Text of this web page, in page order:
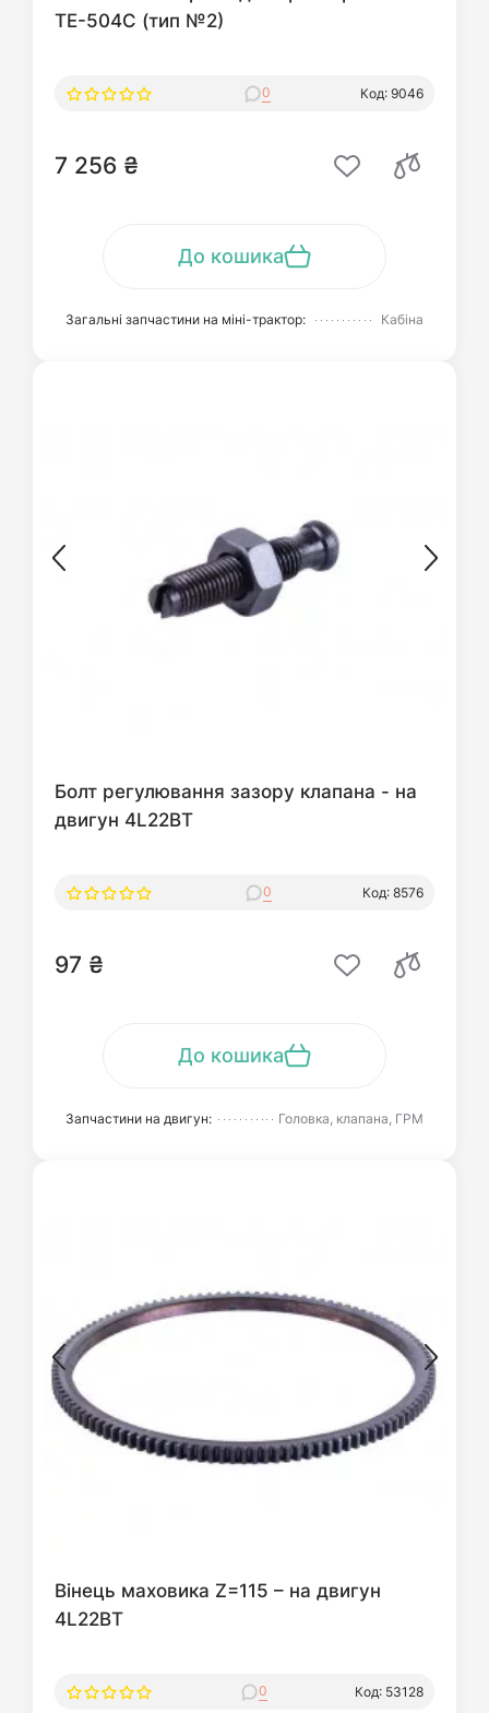
ТЕ-504С (тип №2)
0 Код: 9046
7 256 ₴
До кошика
Загальні запчастини на міні-трактор: Кабіна
Болт регулювання зазору клапана - на
двигун 4L22BT
0 Код: 8576
97 ₴
До кошика
Запчастини на двигун: Головка, клапана, ГРМ
Вінець маховика Z=115 – на двигун
4L22BT
0 Код: 53128